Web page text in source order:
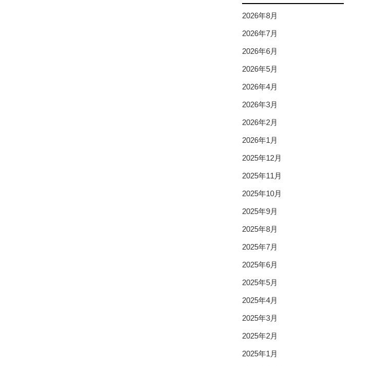
2026年8月
2026年7月
2026年6月
2026年5月
2026年4月
2026年3月
2026年2月
2026年1月
2025年12月
2025年11月
2025年10月
2025年9月
2025年8月
2025年7月
2025年6月
2025年5月
2025年4月
2025年3月
2025年2月
2025年1月